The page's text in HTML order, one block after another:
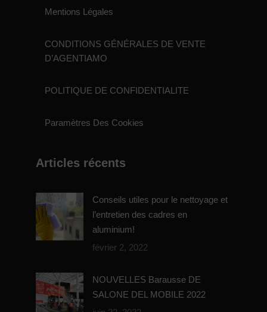
Mentions Légales
CONDITIONS GÉNÉRALES DE VENTE
D’AGENTIAMO
POLITIQUE DE CONFIDENTIALITE
Paramètres Des Cookies
Articles récents
Conseils utiles pour le nettoyage et
l’entretien des cadres en
aluminium!
février 2, 2022
NOUVELLES Barausse DE
SALONE DEL MOBILE 2022